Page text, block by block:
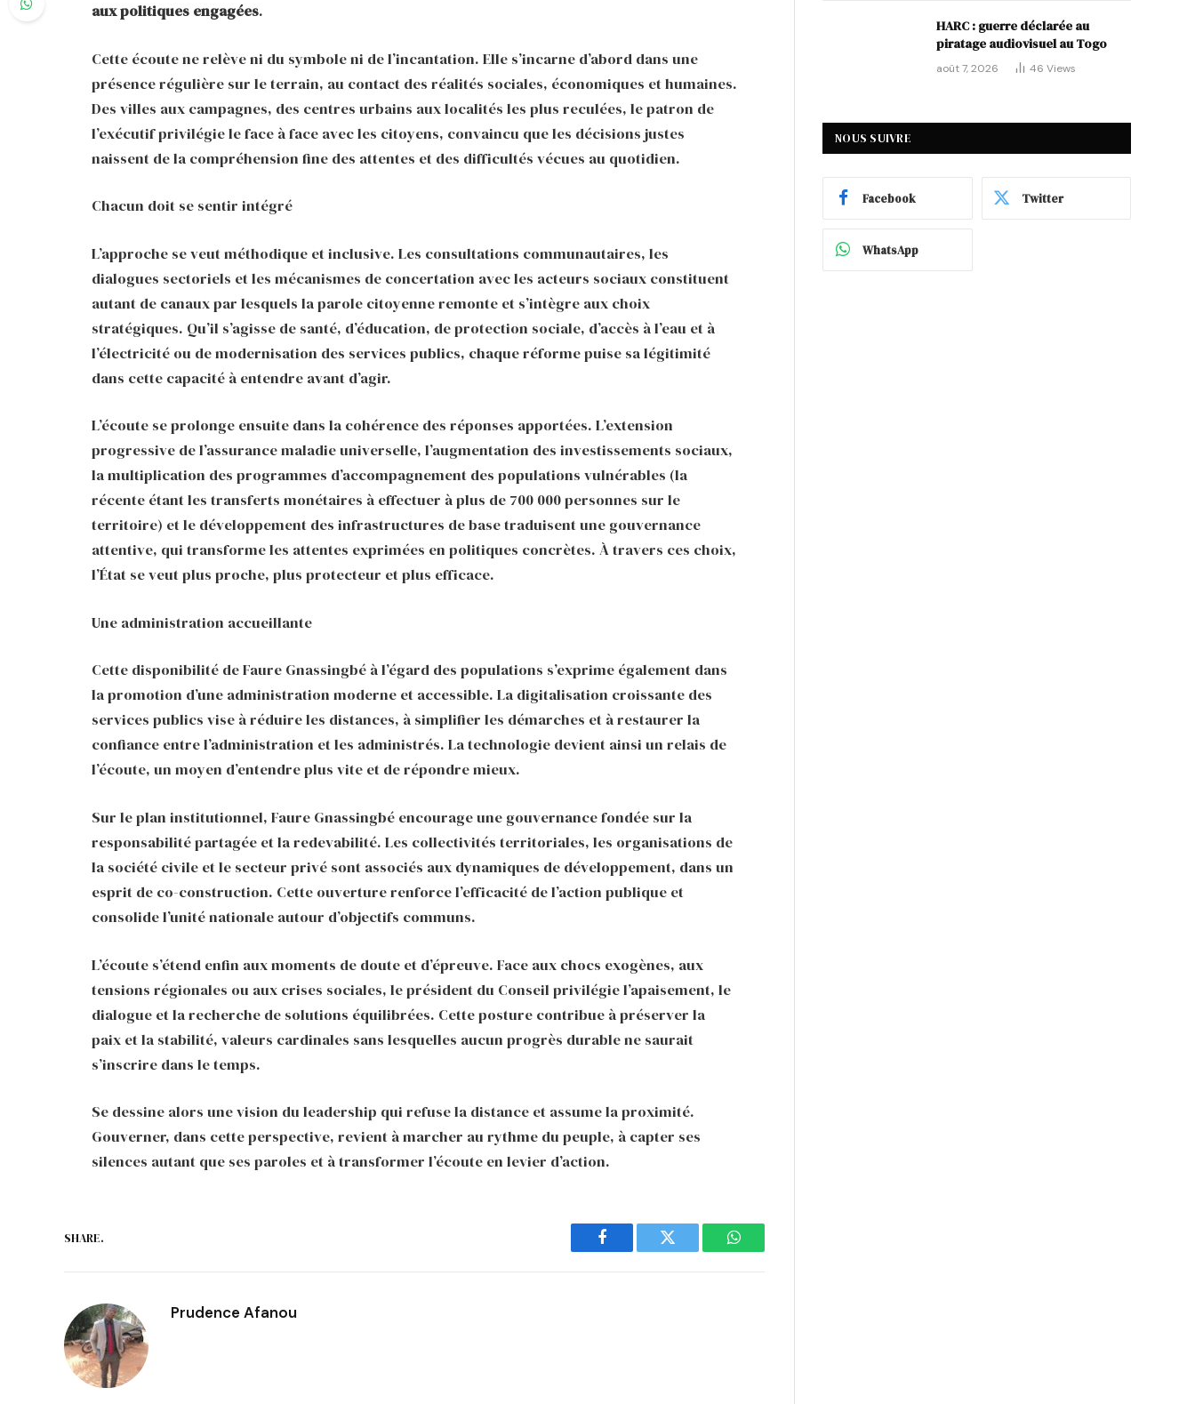
aux politiques engagées.
Cette écoute ne relève ni du symbole ni de l’incantation. Elle s’incarne d’abord dans une
présence régulière sur le terrain, au contact des réalités sociales, économiques et humaines.
Des villes aux campagnes, des centres urbains aux localités les plus reculées, le patron de
l’exécutif privilégie le face à face avec les citoyens, convaincu que les décisions justes
naissent de la compréhension fine des attentes et des difficultés vécues au quotidien.
Chacun doit se sentir intégré
L’approche se veut méthodique et inclusive. Les consultations communautaires, les
dialogues sectoriels et les mécanismes de concertation avec les acteurs sociaux constituent
autant de canaux par lesquels la parole citoyenne remonte et s’intègre aux choix
stratégiques. Qu’il s’agisse de santé, d’éducation, de protection sociale, d’accès à l’eau et à
l’électricité ou de modernisation des services publics, chaque réforme puise sa légitimité
dans cette capacité à entendre avant d’agir.
L’écoute se prolonge ensuite dans la cohérence des réponses apportées. L’extension
progressive de l’assurance maladie universelle, l’augmentation des investissements sociaux,
la multiplication des programmes d’accompagnement des populations vulnérables (la
récente étant les transferts monétaires à effectuer à plus de 700 000 personnes sur le
territoire) et le développement des infrastructures de base traduisent une gouvernance
attentive, qui transforme les attentes exprimées en politiques concrètes. À travers ces choix,
l’État se veut plus proche, plus protecteur et plus efficace.
Une administration accueillante
Cette disponibilité de Faure Gnassingbé à l’égard des populations s’exprime également dans
la promotion d’une administration moderne et accessible. La digitalisation croissante des
services publics vise à réduire les distances, à simplifier les démarches et à restaurer la
confiance entre l’administration et les administrés. La technologie devient ainsi un relais de
l’écoute, un moyen d’entendre plus vite et de répondre mieux.
Sur le plan institutionnel, Faure Gnassingbé encourage une gouvernance fondée sur la
responsabilité partagée et la redevabilité. Les collectivités territoriales, les organisations de
la société civile et le secteur privé sont associés aux dynamiques de développement, dans un
esprit de co-construction. Cette ouverture renforce l’efficacité de l’action publique et
consolide l’unité nationale autour d’objectifs communs.
L’écoute s’étend enfin aux moments de doute et d’épreuve. Face aux chocs exogènes, aux
tensions régionales ou aux crises sociales, le président du Conseil privilégie l’apaisement, le
dialogue et la recherche de solutions équilibrées. Cette posture contribue à préserver la
paix et la stabilité, valeurs cardinales sans lesquelles aucun progrès durable ne saurait
s’inscrire dans le temps.
Se dessine alors une vision du leadership qui refuse la distance et assume la proximité.
Gouverner, dans cette perspective, revient à marcher au rythme du peuple, à capter ses
silences autant que ses paroles et à transformer l’écoute en levier d’action.
SHARE.
Facebook Twitter WhatsApp
Prudence Afanou
HARC : guerre déclarée au
piratage audiovisuel au Togo
août 7, 2026 46 Views
NOUS SUIVRE
Facebook Twitter
WhatsApp